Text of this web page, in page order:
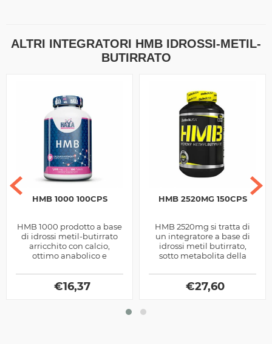
ALTRI INTEGRATORI HMB IDROSSI-METIL-
BUTIRRATO
HMB 1000 100CPS
HMB 1000 prodotto a base
di idrossi metil-butirrato
arricchito con calcio,
ottimo anabolico e
un sotto metabolita...
€16,37
HMB 2520MG 150CPS
HMB 2520mg si tratta di
un integratore a base di
idrossi metil butirrato,
sotto metabolita della
migliorare l'anabolismo ed
evitare la...
€27,60